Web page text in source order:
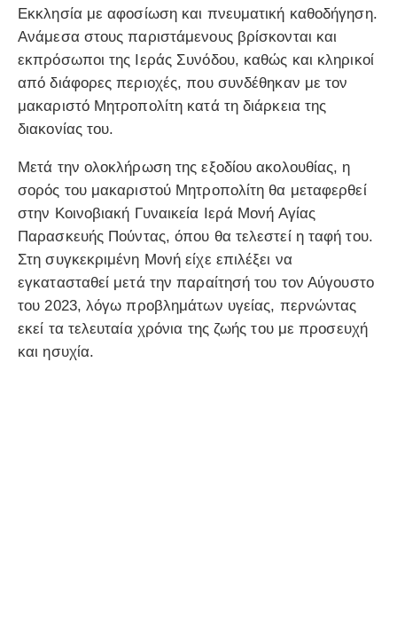
Εκκλησία με αφοσίωση και πνευματική καθοδήγηση.
Ανάμεσα στους παριστάμενους βρίσκονται και
εκπρόσωποι της Ιεράς Συνόδου, καθώς και κληρικοί
από διάφορες περιοχές, που συνδέθηκαν με τον
μακαριστό Μητροπολίτη κατά τη διάρκεια της
διακονίας του.
Μετά την ολοκλήρωση της εξοδίου ακολουθίας, η
σορός του μακαριστού Μητροπολίτη θα μεταφερθεί
στην Κοινοβιακή Γυναικεία Ιερά Μονή Αγίας
Παρασκευής Πούντας, όπου θα τελεστεί η ταφή του.
Στη συγκεκριμένη Μονή είχε επιλέξει να
εγκατασταθεί μετά την παραίτησή του τον Αύγουστο
του 2023, λόγω προβλημάτων υγείας, περνώντας
εκεί τα τελευταία χρόνια της ζωής του με προσευχή
και ησυχία.